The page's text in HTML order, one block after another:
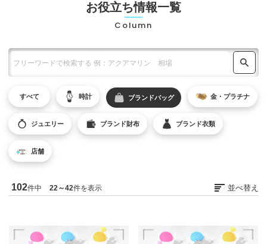
買取方法
店舗一覧
お役立ち情報
お問い合わせ
(11:00～20:00年中無休)
メール査定はこちらから
お役立ち情報一覧
Column
すべて 時計 ブランドバッグ 金・プラチナ
ジュエリー ブランド財布 ブランド衣類
店舗
102件中 22～42件を表示 並べ替え